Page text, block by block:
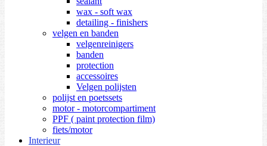
wax - soft wax
detailing - finishers
velgen en banden
velgenreinigers
banden
protection
accessoires
Velgen polijsten
polijst en poetssets
motor - motorcompartiment
PPF ( paint protection film)
fiets/motor
Interieur